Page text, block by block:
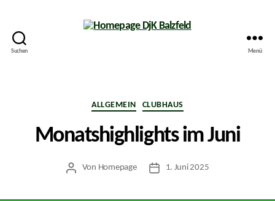
Suchen Menü
Kategorien
ALLGEMEIN CLUBHAUS
Monatshighlights im Juni
Beitragsautor
Von Homepage Veröffentlichungsdatum
1. Juni 2025